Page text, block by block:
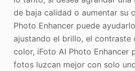
de baja calidad o aumentar su
Photo Enhancer puede
ajustando el brillo, el contraste
color, iFoto AI Photo Enhancer
fotos luzcan mejor con solo